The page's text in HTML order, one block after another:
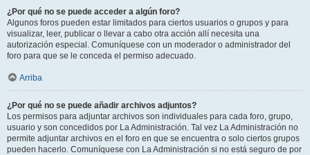
¿Por qué no se puede acceder a algún foro?
Algunos foros pueden estar limitados para ciertos usuarios o grupos y para
visualizar, leer, publicar o llevar a cabo otra acción allí necesita una
autorización especial. Comuníquese con un moderador o administrador del
foro para que se le conceda el permiso adecuado.
Arriba
¿Por qué no se puede añadir archivos adjuntos?
Los permisos para adjuntar archivos son individuales para cada foro, grupo,
usuario y son concedidos por La Administración. Tal vez La Administración no
permite adjuntar archivos en el foro en que se encuentra o solo ciertos grupos
pueden hacerlo. Comuníquese con La Administración si no está seguro de por